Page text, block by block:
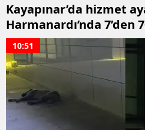
Kayapınar’da hizmet
Harmanardı’nda 7’den
10:51